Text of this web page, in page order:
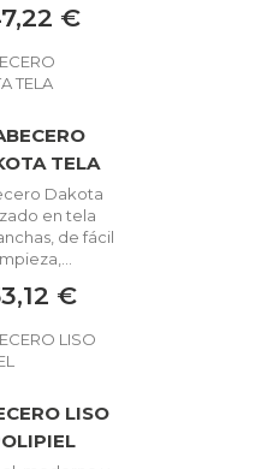
€
TELA
Dakota
en tela
de fácil
€
LISO